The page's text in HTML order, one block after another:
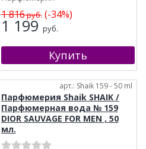
1 816руб.(-34%)
1 199 руб.
арт.: Shaik 159 - 50 ml
Парфюмерия Shaik SHAIK /
Парфюмерная вода № 159
DIOR SAUVAGE FOR MEN , 50
мл.